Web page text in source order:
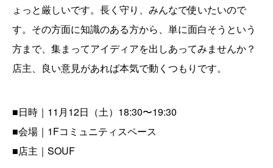
ょっと厳しいです。長く守り、みんなで使いたいので
す。その方面に知識のある方から、単に面白そうという
方まで、集まってアイディアを出しあってみませんか？
店主、良い意見があれば本気で動くつもりです。
■日時｜11月12日（土）18:30〜19:30
■会場｜1Fコミュニティスペース
■店主｜SOUF